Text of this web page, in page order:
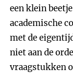
een klein
academische
met de
niet aan de
vraagstukken